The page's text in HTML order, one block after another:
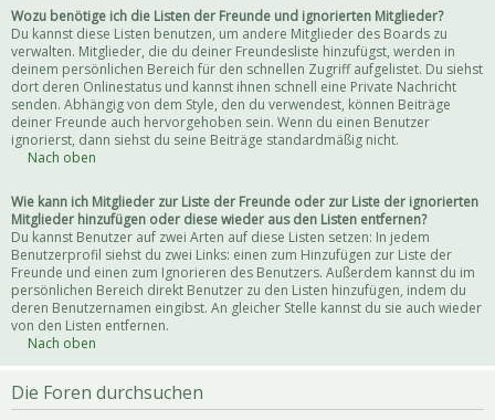
Wozu benötige ich die Listen der Freunde und ignorierten Mitglieder?
Du kannst diese Listen benutzen, um andere Mitglieder des Boards zu
verwalten. Mitglieder, die du deiner Freundesliste hinzufügst, werden in
deinem persönlichen Bereich für den schnellen Zugriff aufgelistet. Du siehst
dort deren Onlinestatus und kannst ihnen schnell eine Private Nachricht
senden. Abhängig von dem Style, den du verwendest, können Beiträge
deiner Freunde auch hervorgehoben sein. Wenn du einen Benutzer
ignorierst, dann siehst du seine Beiträge standardmäßig nicht.
Nach oben
Wie kann ich Mitglieder zur Liste der Freunde oder zur Liste der ignorierten
Mitglieder hinzufügen oder diese wieder aus den Listen entfernen?
Du kannst Benutzer auf zwei Arten auf diese Listen setzen: In jedem
Benutzerprofil siehst du zwei Links: einen zum Hinzufügen zur Liste der
Freunde und einen zum Ignorieren des Benutzers. Außerdem kannst du im
persönlichen Bereich direkt Benutzer zu den Listen hinzufügen, indem du
deren Benutzernamen eingibst. An gleicher Stelle kannst du sie auch wieder
von den Listen entfernen.
Nach oben
Die Foren durchsuchen